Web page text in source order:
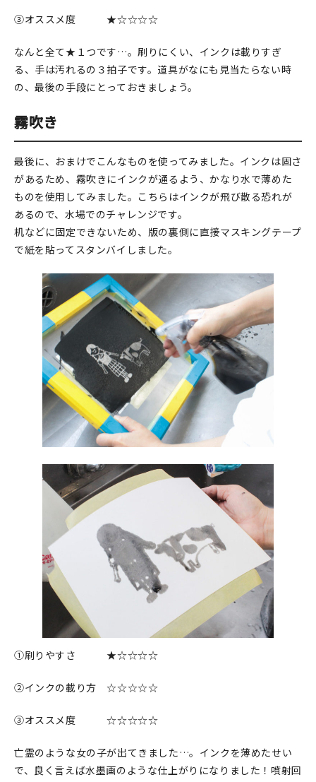
③オススメ度 ★☆☆☆☆
なんと全て★１つです…。刷りにくい、インクは載りすぎ
る、手は汚れるの３拍子です。道具がなにも見当たらない時
の、最後の手段にとっておきましょう。
霧吹き
最後に、おまけでこんなものを使ってみました。インクは固さ
があるため、霧吹きにインクが通るよう、かなり水で薄めた
ものを使用してみました。こちらはインクが飛び散る恐れが
あるので、水場でのチャレンジです。
机などに固定できないため、版の裏側に直接マスキングテープ
で紙を貼ってスタンバイしました。
①刷りやすさ ★☆☆☆☆
②インクの載り方 ☆☆☆☆☆
③オススメ度 ☆☆☆☆☆
亡霊のような女の子が出てきました…。インクを薄めたせい
で、良く言えば水墨画のような仕上がりになりました！噴射回